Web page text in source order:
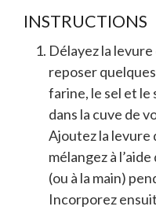
INSTRUCTIONS
Délayez la
reposer
farine, le sel et
dans la cuve de
Ajoutez la levure
mélangez à
(ou à la main)
Incorporez